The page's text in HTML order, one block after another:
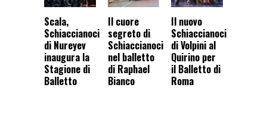
Scala,
Schiaccianoci
di Nureyev
inaugura la
Stagione di
Balletto
Il cuore
segreto di
Schiaccianoci
nel balletto
di Raphael
Bianco
Il nuovo
Schiaccianoci
di Volpini al
Quirino per
il Balletto di
Roma